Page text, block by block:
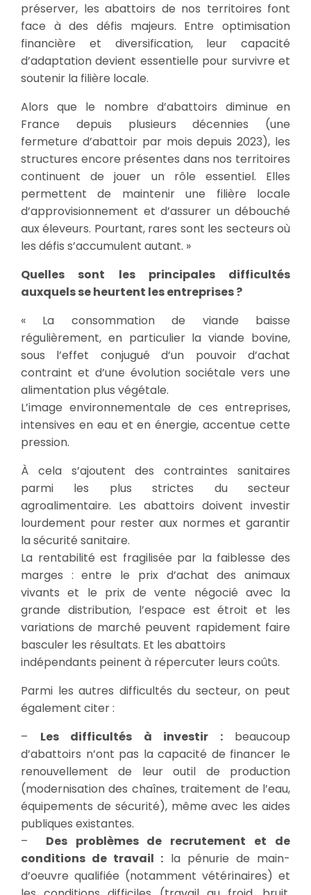
préserver, les abattoirs de nos territoires font
face à des défis majeurs. Entre optimisation
financière et diversification, leur capacité
d’adaptation devient essentielle pour survivre et
soutenir la filière locale.
Alors que le nombre d’abattoirs diminue en
France depuis plusieurs décennies (une
fermeture d’abattoir par mois depuis 2023), les
structures encore présentes dans nos territoires
continuent de jouer un rôle essentiel. Elles
permettent de maintenir une filière locale
d’approvisionnement et d’assurer un débouché
aux éleveurs. Pourtant, rares sont les secteurs où
les défis s’accumulent autant. »
Quelles sont les principales difficultés
auxquels se heurtent les entreprises ?
« La consommation de viande baisse
régulièrement, en particulier la viande bovine,
sous l’effet conjugué d’un pouvoir d’achat
contraint et d’une évolution sociétale vers une
alimentation plus végétale.
L’image environnementale de ces entreprises,
intensives en eau et en énergie, accentue cette
pression.
À cela s’ajoutent des contraintes sanitaires
parmi les plus strictes du secteur
agroalimentaire. Les abattoirs doivent investir
lourdement pour rester aux normes et garantir
la sécurité sanitaire.
La rentabilité est fragilisée par la faiblesse des
marges : entre le prix d’achat des animaux
vivants et le prix de vente négocié avec la
grande distribution, l’espace est étroit et les
variations de marché peuvent rapidement faire
basculer les résultats. Et les abattoirs
indépendants peinent à répercuter leurs coûts.
Parmi les autres difficultés du secteur, on peut
également citer :
– Les difficultés à investir :beaucoup
d’abattoirs n’ont pas la capacité de financer le
renouvellement de leur outil de production
(modernisation des chaînes, traitement de l’eau,
équipements de sécurité), même avec les aides
publiques existantes.
– Des problèmes de recrutement et de
conditions de travail : la pénurie de main-
d’oeuvre qualifiée (notamment vétérinaires) et